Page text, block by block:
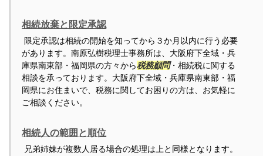
相続放棄と限定承認
限定承認は相続の開始を知ってから３か月以内に行う必要
があります。南原弘樹税理士事務所は、大阪府下全域・兵
庫県南東部・福岡県の方々から税務顧問・相続税に関する
相談を承っております。大阪府下全域・兵庫県南東部・福
岡県にお住まいで、税務に関してお困りの方は、お気軽に
ご相談ください。
相続人の範囲と順位
兄弟姉妹が複数人居る場合の処理は上と同様となります。